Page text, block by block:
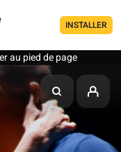
INSTALLER
au pied de page